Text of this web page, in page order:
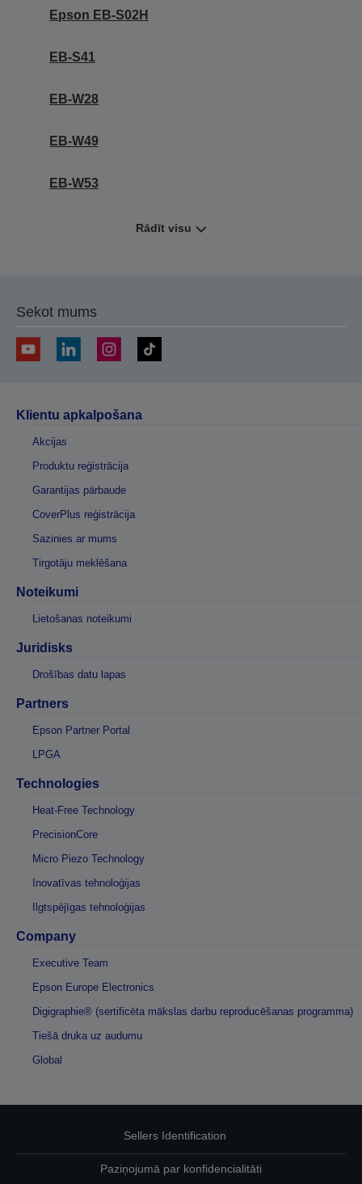
Epson EB-S02H
EB-S41
EB-W28
EB-W49
EB-W53
Rādīt visu
Sekot mums
Klientu apkalpošana
Akcijas
Produktu reģistrācija
Garantijas pārbaude
CoverPlus reģistrācija
Sazinies ar mums
Tirgotāju meklēšana
Noteikumi
Lietošanas noteikumi
Juridisks
Drošības datu lapas
Partners
Epson Partner Portal
LPGA
Technologies
Heat-Free Technology
PrecisionCore
Micro Piezo Technology
Inovatīvas tehnoloģijas
Ilgtspējīgas tehnoloģijas
Company
Executive Team
Epson Europe Electronics
Digigraphie® (sertificēta mākslas darbu reproducēšanas programma)
Tiešā druka uz audumu
Global
Sellers Identification
Paziņojumā par konfidencialitāti